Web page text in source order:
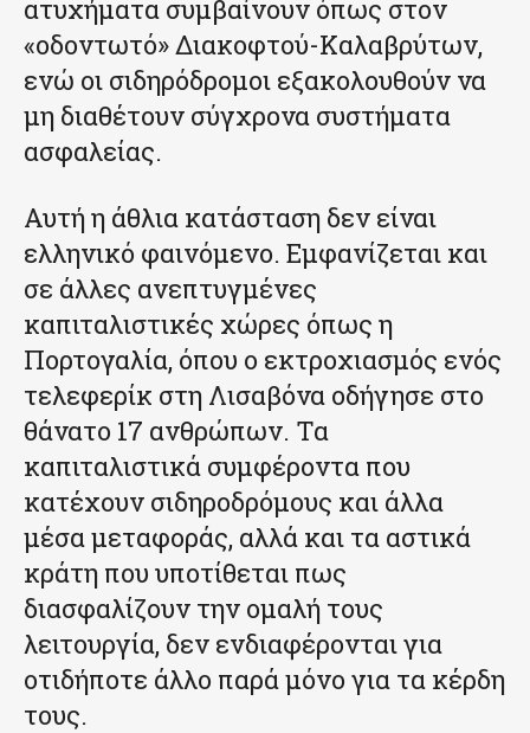
ατυχήματα συμβαίνουν όπως στον
«οδοντωτό» Διακοφτού-Καλαβρύτων,
ενώ οι σιδηρόδρομοι εξακολουθούν να
μη διαθέτουν σύγχρονα συστήματα
ασφαλείας.
Αυτή η άθλια κατάσταση δεν είναι
ελληνικό φαινόμενο. Εμφανίζεται και
σε άλλες ανεπτυγμένες
καπιταλιστικές χώρες όπως η
Πορτογαλία, όπου ο εκτροχιασμός ενός
τελεφερίκ στη Λισαβόνα οδήγησε στο
θάνατο 17 ανθρώπων. Τα
καπιταλιστικά συμφέροντα που
κατέχουν σιδηροδρόμους και άλλα
μέσα μεταφοράς, αλλά και τα αστικά
κράτη που υποτίθεται πως
διασφαλίζουν την ομαλή τους
λειτουργία, δεν ενδιαφέρονται για
οτιδήποτε άλλο παρά μόνο για τα κέρδη
τους.